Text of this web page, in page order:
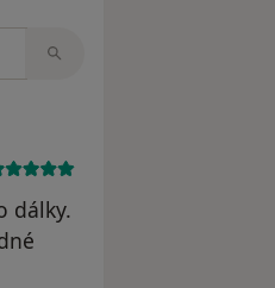
dálky.